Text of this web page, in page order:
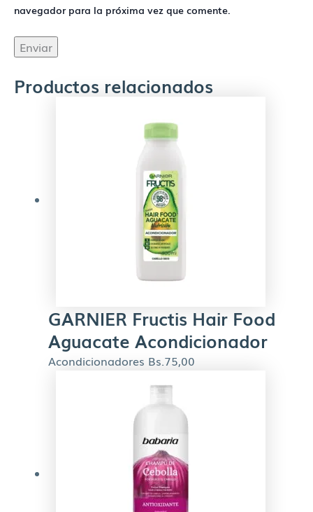
navegador para la próxima vez que comente.
Productos relacionados
GARNIER Fructis Hair Food
Aguacate Acondicionador
Acondicionadores Bs.75,00